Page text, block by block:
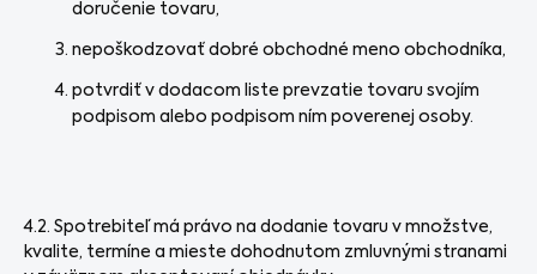
doručenie tovaru,
nepoškodzovať dobré obchodné meno obchodníka,
potvrdiť v dodacom liste prevzatie tovaru svojím
podpisom alebo podpisom ním poverenej osoby.
4.2. Spotrebiteľ má právo na dodanie tovaru v množstve,
kvalite, termíne a mieste dohodnutom zmluvnými stranami